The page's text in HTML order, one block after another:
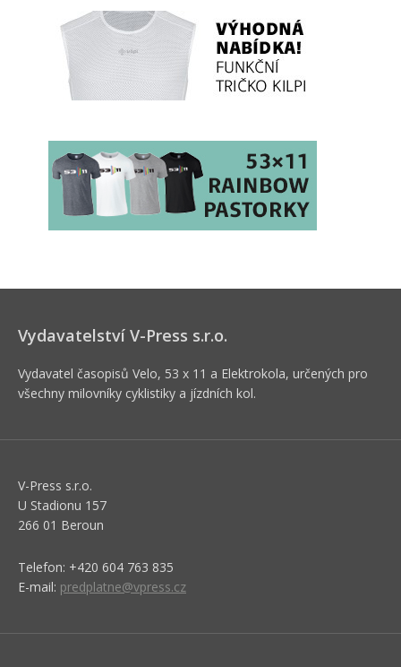
Vydavatelství V-Press s.r.o.
Vydavatel časopisů Velo, 53 x 11 a Elektrokola, určených pro
všechny milovníky cyklistiky a jízdních kol.
V-Press s.r.o.
U Stadionu 157
266 01 Beroun
Telefon: +420 604 763 835
E-mail: predplatne@vpress.cz